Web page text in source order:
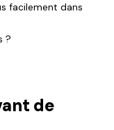
facilement dans
?
de